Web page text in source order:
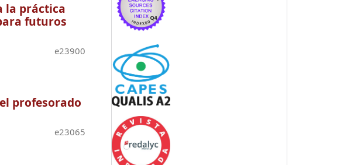
la práctica
futuros
e23900
profesorado
e23065